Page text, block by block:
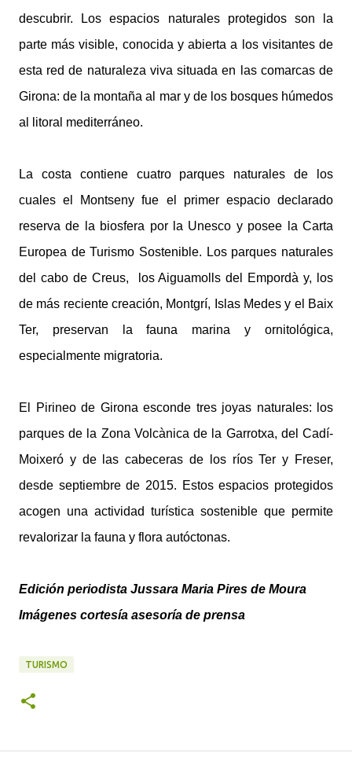
descubrir. Los espacios naturales protegidos son la
parte más visible, conocida y abierta a los visitantes de
esta red de naturaleza viva situada en las comarcas de
Girona: de la montaña al mar y de los bosques húmedos
al litoral mediterráneo.
La costa contiene cuatro parques naturales de los
cuales el Montseny fue el primer espacio declarado
reserva de la biosfera por la Unesco y posee la Carta
Europea de Turismo Sostenible. Los parques naturales
del cabo de Creus, los Aiguamolls del Empordà y, los
de más reciente creación, Montgrí, Islas Medes y el Baix
Ter, preservan la fauna marina y ornitológica,
especialmente migratoria.
El Pirineo de Girona esconde tres joyas naturales: los
parques de la Zona Volcànica de la Garrotxa, del Cadí-
Moixeró y de las cabeceras de los ríos Ter y Freser,
desde septiembre de 2015. Estos espacios protegidos
acogen una actividad turística sostenible que permite
revalorizar la fauna y flora autóctonas.
Edición periodista Jussara Maria Pires de Moura
Imágenes cortesía asesoría de prensa
TURISMO